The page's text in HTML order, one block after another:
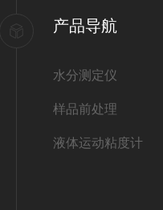
产品导航
水分测定仪
样品前处理
液体运动粘度计